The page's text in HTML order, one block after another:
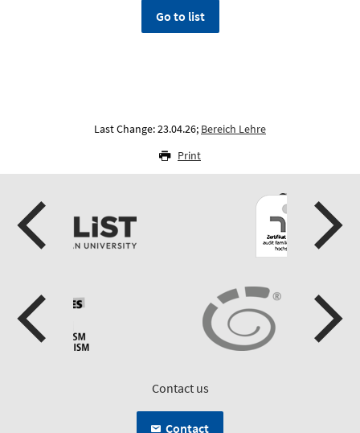
Go to list
Last Change: 23.04.26; Bereich Lehre
Print
Contact us
Contact